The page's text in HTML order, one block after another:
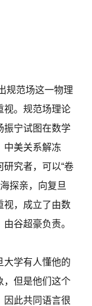
规范场这一物理
视。规范场理论
振宁试图在数学
中美关系解冻
究者，可以“卷
探亲，向复旦
视，成立了由数
谷超豪负责。
大学有人懂他的
，但是他们这个
因此共同语言很